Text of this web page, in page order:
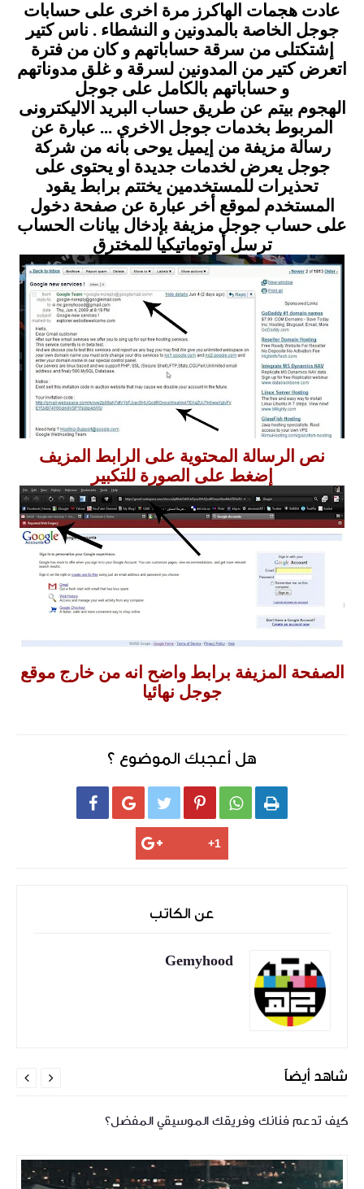
عادت هجمات الهاكرز مرة اخرى على حسابات
جوجل الخاصة بالمدونين و النشطاء . ناس كتير
إشتكتلى من سرقة حساباتهم و كان من فترة
اتعرض كتير من المدونين لسرقة و غلق مدوناتهم
و حساباتهم بالكامل على جوجل
الهجوم بيتم عن طريق حساب البريد الاليكترونى
المربوط بخدمات جوجل الاخرى ... عبارة عن
رسالة مزيفة من إيميل يوحى بأنه من شركة
جوجل يعرض لخدمات جديدة او يحتوى على
تحذيرات للمستخدمين يختتم برابط يقود
المستخدم لموقع أخر عبارة عن صفحة دخول
على حساب جوجل مزيفة بإدخال بيانات الحساب
ترسل أوتوماتيكيا للمخترق
نص الرسالة المحتوية على الرابط المزيف
إضغط على الصورة للتكبير
الصفحة المزيفة برابط واضح انه من خارج موقع
جوجل نهائيا
هل أعجبك الموضوع ؟
     
عن الكاتب
Gemyhood
شاهد أيضاً
كيف تدعم فنانك وفريقك الموسيقي المفضل؟

